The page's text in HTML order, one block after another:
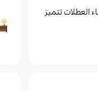
العطلات تتميز